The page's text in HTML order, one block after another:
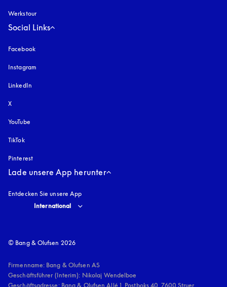
Werkstour
Social Links
Facebook
Instagram
LinkedIn
X
YouTube
TikTok
Pinterest
Lade unsere App herunter
Entdecken Sie unsere App
Select country and language
International
© Bang & Olufsen 2026
Firmenname: Bang & Olufsen AS
Geschäftsführer (Interim): Nikolaj Wendelboe
Geschäftsadresse: Bang & Olufsen Allé 1, Postboks 40, 7600 Struer,